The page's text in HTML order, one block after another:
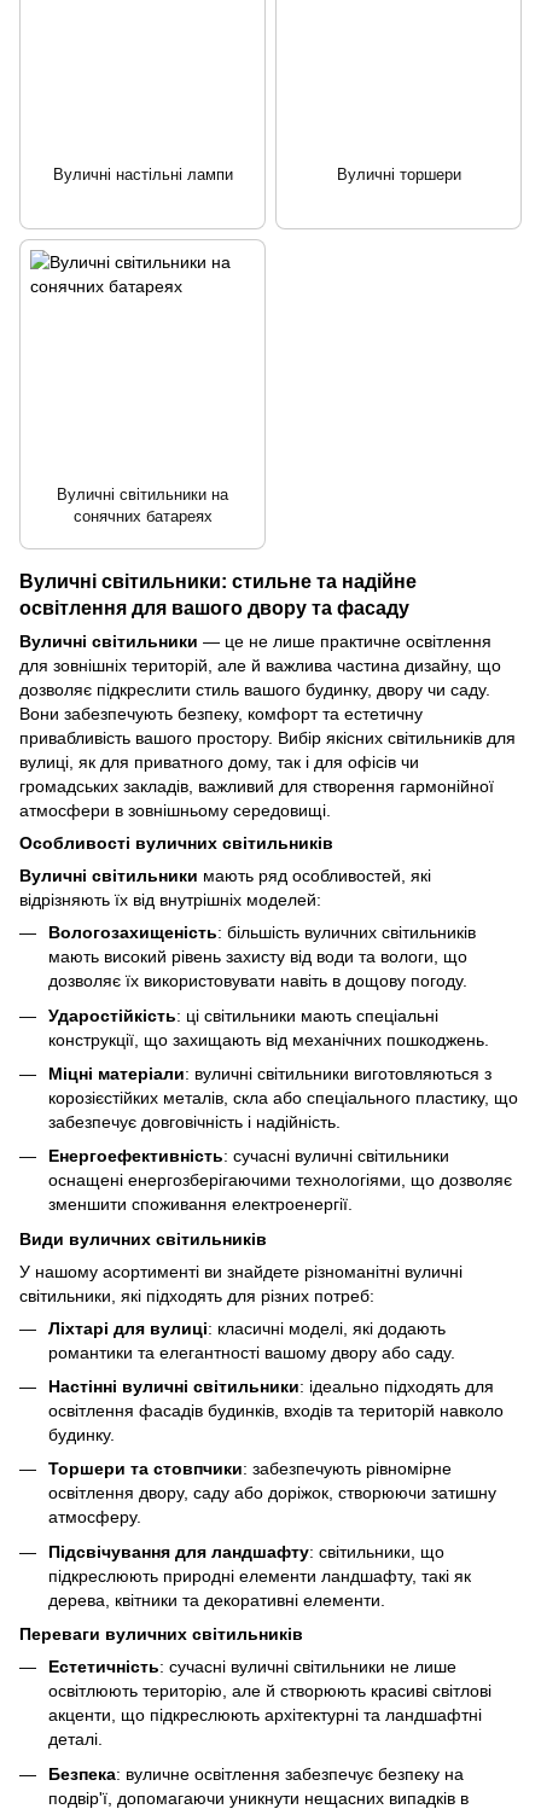
Вуличні світильники: стильне та надійне
освітлення для вашого двору та фасаду
Вуличні світильники — це не лише практичне освітлення
для зовнішніх територій, але й важлива частина дизайну, що
дозволяє підкреслити стиль вашого будинку, двору чи саду.
Вони забезпечують безпеку, комфорт та естетичну
привабливість вашого простору. Вибір якісних світильників для
вулиці, як для приватного дому, так і для офісів чи
громадських закладів, важливий для створення гармонійної
атмосфери в зовнішньому середовищі.
Особливості вуличних світильників
Вуличні світильники мають ряд особливостей, які
відрізняють їх від внутрішніх моделей:
Вологозахищеність: більшість вуличних світильників
мають високий рівень захисту від води та вологи, що
дозволяє їх використовувати навіть в дощову погоду.
Ударостійкість: ці світильники мають спеціальні
конструкції, що захищають від механічних пошкоджень.
Міцні матеріали: вуличні світильники виготовляються з
корозієстійких металів, скла або спеціального пластику, що
забезпечує довговічність і надійність.
Енергоефективність: сучасні вуличні світильники
оснащені енергозберігаючими технологіями, що дозволяє
зменшити споживання електроенергії.
Види вуличних світильників
У нашому асортименті ви знайдете різноманітні вуличні
світильники, які підходять для різних потреб:
Ліхтарі для вулиці: класичні моделі, які додають
романтики та елегантності вашому двору або саду.
Настінні вуличні світильники: ідеально підходять для
освітлення фасадів будинків, входів та територій навколо
будинку.
Торшери та стовпчики: забезпечують рівномірне
освітлення двору, саду або доріжок, створюючи затишну
атмосферу.
Підсвічування для ландшафту: світильники, що
підкреслюють природні елементи ландшафту, такі як
дерева, квітники та декоративні елементи.
Переваги вуличних світильників
Естетичність: сучасні вуличні світильники не лише
освітлюють територію, але й створюють красиві світлові
акценти, що підкреслюють архітектурні та ландшафтні
деталі.
Безпека: вуличне освітлення забезпечує безпеку на
подвір'ї, допомагаючи уникнути нещасних випадків в
Вуличні настільні лампи Вуличні торшери
Вуличні світильники на
сонячних батареях